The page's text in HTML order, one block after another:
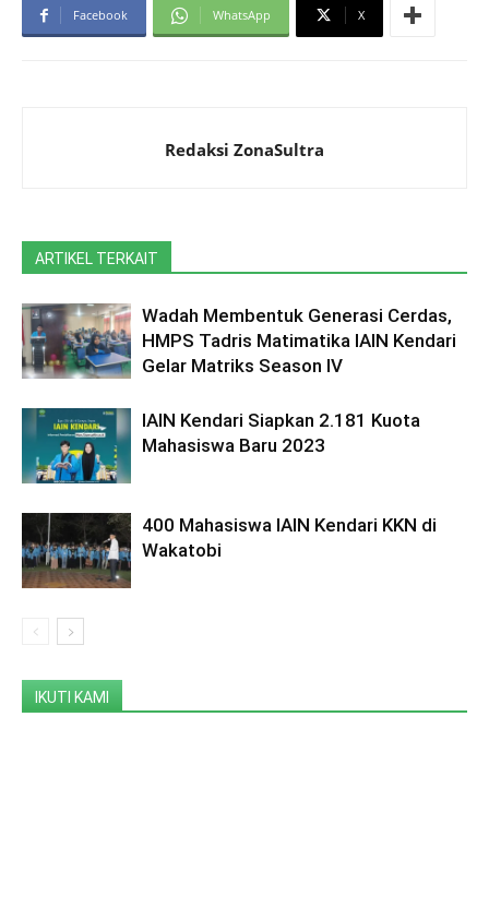
Facebook WhatsApp X
Redaksi ZonaSultra
ARTIKEL TERKAIT
Wadah Membentuk Generasi Cerdas,
HMPS Tadris Matimatika IAIN Kendari
Gelar Matriks Season IV
IAIN Kendari Siapkan 2.181 Kuota
Mahasiswa Baru 2023
400 Mahasiswa IAIN Kendari KKN di
Wakatobi
IKUTI KAMI